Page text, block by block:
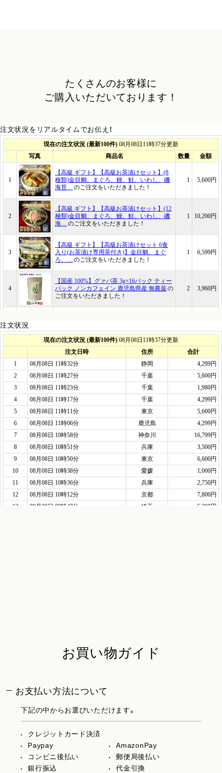
たくさんのお客様に
ご購入いただいております！
注文状況をリアルタイムでお伝え！
注文状況
お買い物ガイド
お支払い方法について
下記の中からお選びいただけます。
クレジットカード決済
Paypay
AmazonPay
コンビニ後払い
郵便局後払い
銀行振込
代金引換